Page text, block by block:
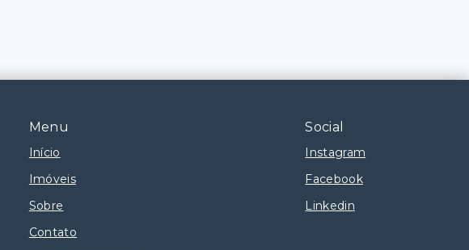
Menu
Início
Imóveis
Sobre
Contato
Social
Instagram
Facebook
Linkedin